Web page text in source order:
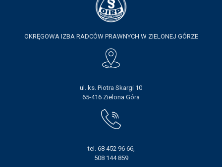
OKRĘGOWA IZBA RADCÓW PRAWNYCH W ZIELONEJ GÓRZE
ul. ks. Piotra Skargi 10
65-416 Zielona Góra
tel. 68 452 96 66,
508 144 859